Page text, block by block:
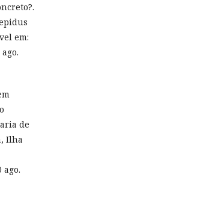
em:
de
Ilha
ago.